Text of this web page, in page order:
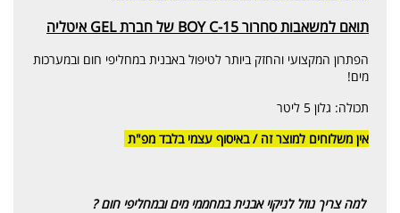
תואם למשאבות סחרור BOY C-15 של חברת GEL איטליה
הפתרון המקצועי והחזק ביותר לטיפול באבנית במחליפי חום ובמערכות
מים!
תכולה: גלון 5 ליטר
אין משלוחים למוצר זה / באיסוף עצמי בלבד מפ"ת
למה צריך נוזל לניקוי אבנית במחממי מים ובמחליפי חום ?